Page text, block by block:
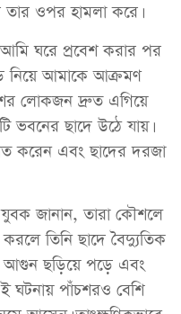
তার ওপর হামলা করে।
ঘরে প্রবেশ করার পর
নিয়ে আমাকে আক্রমণ
লোকজন দ্রুত এগিয়ে
ভবনের ছাদে উঠে যায়।
করেন এবং ছাদের দরজা
যুবক জানান, তারা কৌশলে
করলে তিনি ছাদে বৈদ্যুতিক
আগুন ছড়িয়ে পড়ে এবং
ঘটনায় পাঁচশরও বেশি